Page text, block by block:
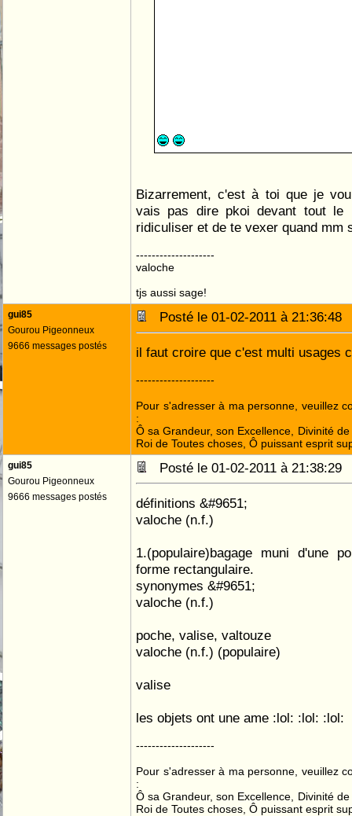
Bizarrement, c'est à toi que je
vais pas dire pkoi devant tout le
ridiculiser et de te vexer quand mm
--------------------
valoche
tjs aussi sage!
gui85
Gourou Pigeonneux
9666 messages postés
Posté le 01-02-2011 à
il faut croire que c'est multi usages
--------------------
Pour s'adresser à ma personne, veuillez
:
Ô sa Grandeur, son Excellence, Divinité
Roi de Toutes choses, Ô puissant esprit
gui85
Gourou Pigeonneux
9666 messages postés
Posté le 01-02-2011 à
définitions &#9651;
valoche (n.f.)
1.(populaire)bagage muni d'une
forme rectangulaire.
synonymes &#9651;
valoche (n.f.)
poche, valise, valtouze
valoche (n.f.) (populaire)
valise
les objets ont une ame :lol: :lol: :lol:
--------------------
Pour s'adresser à ma personne, veuillez
:
Ô sa Grandeur, son Excellence, Divinité
Roi de Toutes choses, Ô puissant esprit